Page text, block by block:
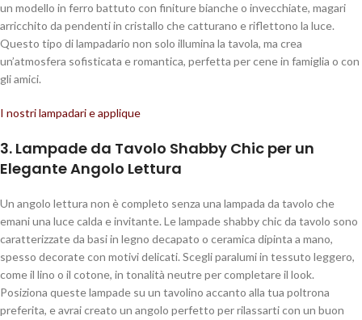
un modello in ferro battuto con finiture bianche o invecchiate, magari
arricchito da pendenti in cristallo che catturano e riflettono la luce.
Questo tipo di lampadario non solo illumina la tavola, ma crea
un’atmosfera sofisticata e romantica, perfetta per cene in famiglia o con
gli amici.
I nostri lampadari e applique
3. Lampade da Tavolo Shabby Chic per un
Elegante Angolo Lettura
Un angolo lettura non è completo senza una lampada da tavolo che
emani una luce calda e invitante. Le lampade shabby chic da tavolo sono
caratterizzate da basi in legno decapato o ceramica dipinta a mano,
spesso decorate con motivi delicati. Scegli paralumi in tessuto leggero,
come il lino o il cotone, in tonalità neutre per completare il look.
Posiziona queste lampade su un tavolino accanto alla tua poltrona
preferita, e avrai creato un angolo perfetto per rilassarti con un buon